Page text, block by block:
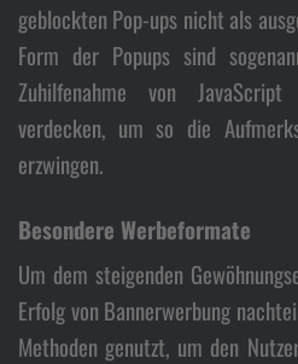
geblockten Pop-ups nicht als
Form der Popups sind
Zuhilfenahme von
verdecken, um so die
erzwingen.
Besondere Werbeformate
Um dem steigenden
Erfolg von Bannerwerbung
Methoden genutzt, um den